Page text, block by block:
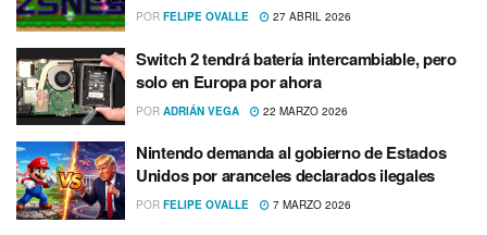
POR FELIPE OVALLE 27 ABRIL 2026
Switch 2 tendrá batería intercambiable, pero
solo en Europa por ahora
POR ADRIÁN VEGA 22 MARZO 2026
Nintendo demanda al gobierno de Estados
Unidos por aranceles declarados ilegales
POR FELIPE OVALLE 7 MARZO 2026